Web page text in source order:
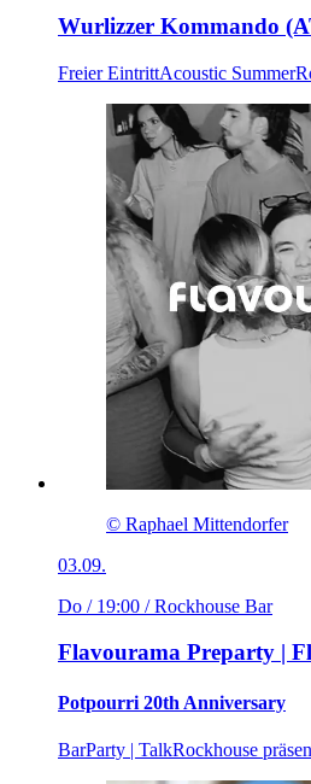
Wurlizzer Kommando
Freier EintrittAcoustic Summer
© Raphael Mittendorfer
03.09.
Do / 19:00 / Rockhouse Bar
Flavourama Preparty |
Potpourri 20th Anniversary
BarParty | TalkRockhouse